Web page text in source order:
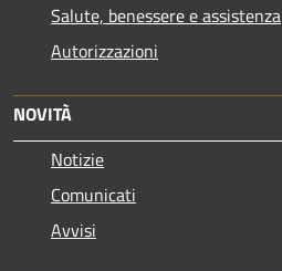
Salute, benessere e assistenza
Autorizzazioni
NOVITÀ
Notizie
Comunicati
Avvisi